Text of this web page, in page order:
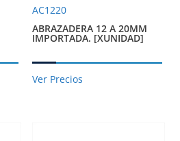
AC1220
ABRAZADERA 12 A 20MM
IMPORTADA. [XUNIDAD]
Ver Precios